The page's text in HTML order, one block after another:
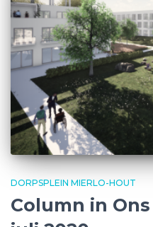
DORPSPLEIN MIERLO-HOUT
Column in